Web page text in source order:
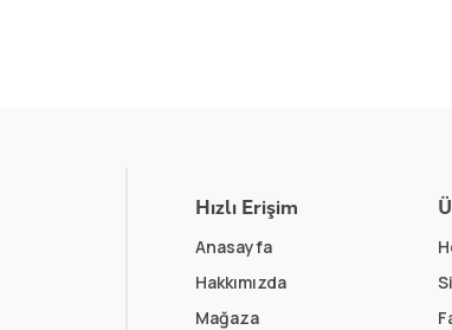
Hızlı Erişim
Anasayfa
Hakkımızda
Mağaza